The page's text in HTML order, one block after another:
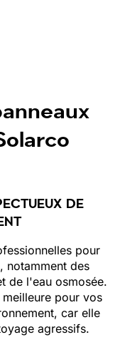
DE
pour
notamment des
de l'eau osmosée.
pour vos
car elle
agressifs.